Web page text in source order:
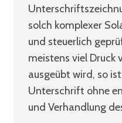
solch komplexer
und steuerlich
meistens viel Druck
ausgeübt wird, so
Unterschrift ohne
und Verhandlung